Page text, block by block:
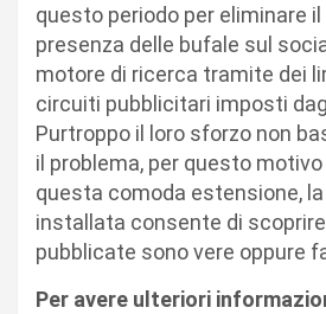
questo periodo per eliminare
presenza delle bufale sul
motore di ricerca tramite dei
circuiti pubblicitari imposti
Purtroppo il loro sforzo non
il problema, per questo
questa comoda estensione,
installata consente di
pubblicate sono vere oppure
Per avere ulteriori